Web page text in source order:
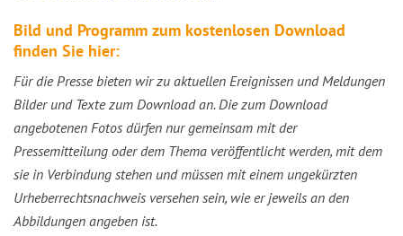
Bild und Programm zum kostenlosen Download
finden Sie hier:
Für die Presse bieten wir zu aktuellen Ereignissen und Meldungen
Bilder und Texte zum Download an. Die zum Download
angebotenen Fotos dürfen nur gemeinsam mit der
Pressemitteilung oder dem Thema veröffentlicht werden, mit dem
sie in Verbindung stehen und müssen mit einem ungekürzten
Urheberrechtsnachweis versehen sein, wie er jeweils an den
Abbildungen angeben ist.